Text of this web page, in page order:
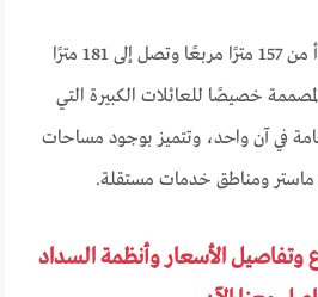
الوحدات الواسعة: تبدأ من 157 مترًا مربعًا وتصل إلى 181 مترًا
خصيصًا للعائلات الكبيرة التي
في آن واحد، وتتميز بوجود مساحات
ومناطق خدمات مستقلة.
وتفاصيل الأسعار وأنظمة السداد